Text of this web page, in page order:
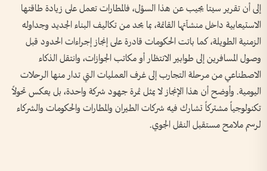
إلى أن تقرير سيتا يجيب عن هذا السؤل، فالمطارات تعمل على زيادة طاقتها
الاستيعابية داخل منشآتها القائمة، بما يحد من تكاليف البناء الجديد وجداوله
الزمنية الطويلة، كما باتت الحكومات قادرة على إنجاز إجراءات الحدود قبل
وصول المسافرين إلى طوابير الانتظار أو مكاتب الجوازات، وانتقل الذكاء
الاصطناعي من مرحلة التجارب إلى غرف العمليات التي تدار منها الرحلات
اليومية. وأوضح أن هذا الإنجاز لا يمثل ثمرة جهود شركة واحدة، بل يعكس تحولاً
تكنولوجياً مشتركاً تشارك فيه شركات الطيران والمطارات والحكومات والشركاء
لرسم ملامح مستقبل النقل الجوي.